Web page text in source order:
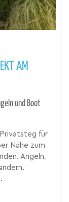
AM
und Boot
Privatsteg für
Nähe zum
Angeln,